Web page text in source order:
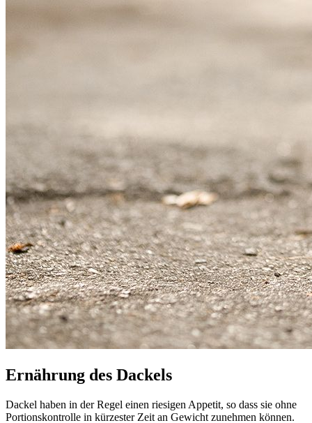
Ernährung des Dackels
Dackel haben in der Regel einen riesigen Appetit, so dass sie ohne
Portionskontrolle in kürzester Zeit an Gewicht zunehmen können.